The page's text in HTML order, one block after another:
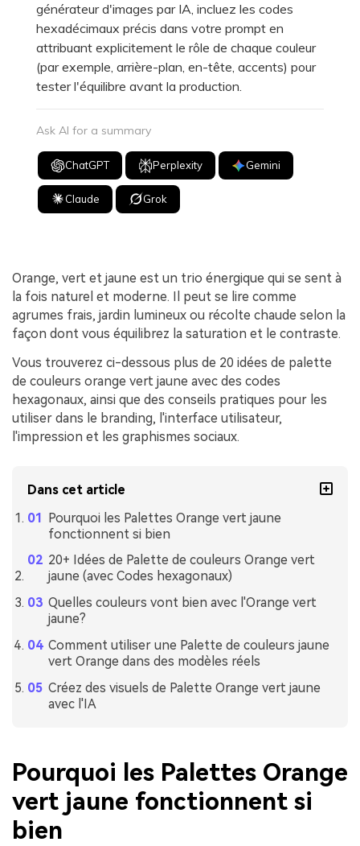
générateur d'images par IA, incluez les codes
hexadécimaux précis dans votre prompt en
attribuant explicitement le rôle de chaque couleur
(par exemple, arrière-plan, en-tête, accents) pour
tester l'équilibre avant la production.
Ask AI for a summary
ChatGPT Perplexity Gemini
Claude Grok
Orange, vert et jaune est un trio énergique qui se sent à
la fois naturel et moderne. Il peut se lire comme
agrumes frais, jardin lumineux ou récolte chaude selon la
façon dont vous équilibrez la saturation et le contraste.
Vous trouverez ci-dessous plus de 20 idées de palette
de couleurs orange vert jaune avec des codes
hexagonaux, ainsi que des conseils pratiques pour les
utiliser dans le branding, l'interface utilisateur,
l'impression et les graphismes sociaux.
Dans cet article
Pourquoi les Palettes Orange vert jaune
fonctionnent si bien
20+ Idées de Palette de couleurs Orange vert
jaune (avec Codes hexagonaux)
Quelles couleurs vont bien avec l'Orange vert
jaune?
Comment utiliser une Palette de couleurs jaune
vert Orange dans des modèles réels
Créez des visuels de Palette Orange vert jaune
avec l'IA
Pourquoi les Palettes Orange
vert jaune fonctionnent si
bien